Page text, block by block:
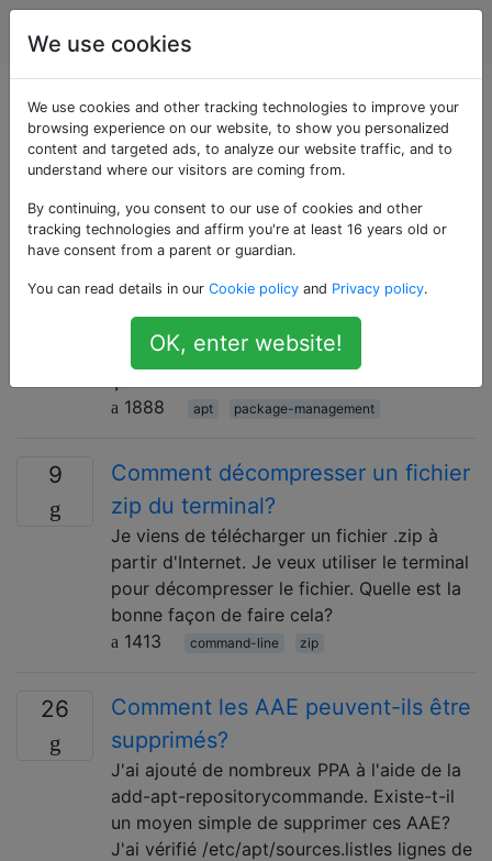
Ubuntu
Ubuntu
Q & A pour les utilisateurs et les développeurs Ubuntu
24
Comment lister tous les paquets
installés
packages installés dans un fichier texte afin
de pouvoir l'examiner et l'installer en bloc
sur un autre système. Comment je ferais
1888
apt package-management
9
Comment décompresser un fichier
zip du terminal?
Je viens de télécharger un fichier .zip à
partir d'Internet. Je veux utiliser le terminal
pour décompresser le fichier. Quelle est la
bonne façon de faire cela?
1413
command-line zip
26
Comment les AAE peuvent-ils être
supprimés?
J'ai ajouté de nombreux PPA à l'aide de la
add-apt-repositorycommande. Existe-t-il
un moyen simple de supprimer ces AAE?
J'ai vérifié /etc/apt/sources.listles lignes de
We use cookies
We use cookies and other tracking technologies to improve your
browsing experience on our website, to show you personalized
content and targeted ads, to analyze our website traffic, and to
understand where our visitors are coming from.
By continuing, you consent to our use of cookies and other
tracking technologies and affirm you're at least 16 years old or
have consent from a parent or guardian.
You can read details in our Cookie policy and Privacy policy.
OK, enter website!